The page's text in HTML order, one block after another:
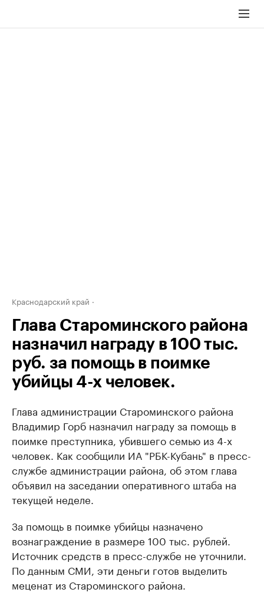
Краснодарский край
Глава Староминского района
назначил награду в 100 тыс.
руб. за помощь в поимке
убийцы 4-х человек.
Глава администрации Староминского района
Владимир Горб назначил награду за помощь в
поимке преступника, убившего семью из 4-х
человек. Как сообщили ИА "РБК-Кубань" в пресс-
службе администрации района, об этом глава
объявил на заседании оперативного штаба на
текущей неделе.
За помощь в поимке убийцы назначено
вознаграждение в размере 100 тыс. рублей.
Источник средств в пресс-службе не уточнили.
По данным СМИ, эти деньги готов выделить
меценат из Староминского района.